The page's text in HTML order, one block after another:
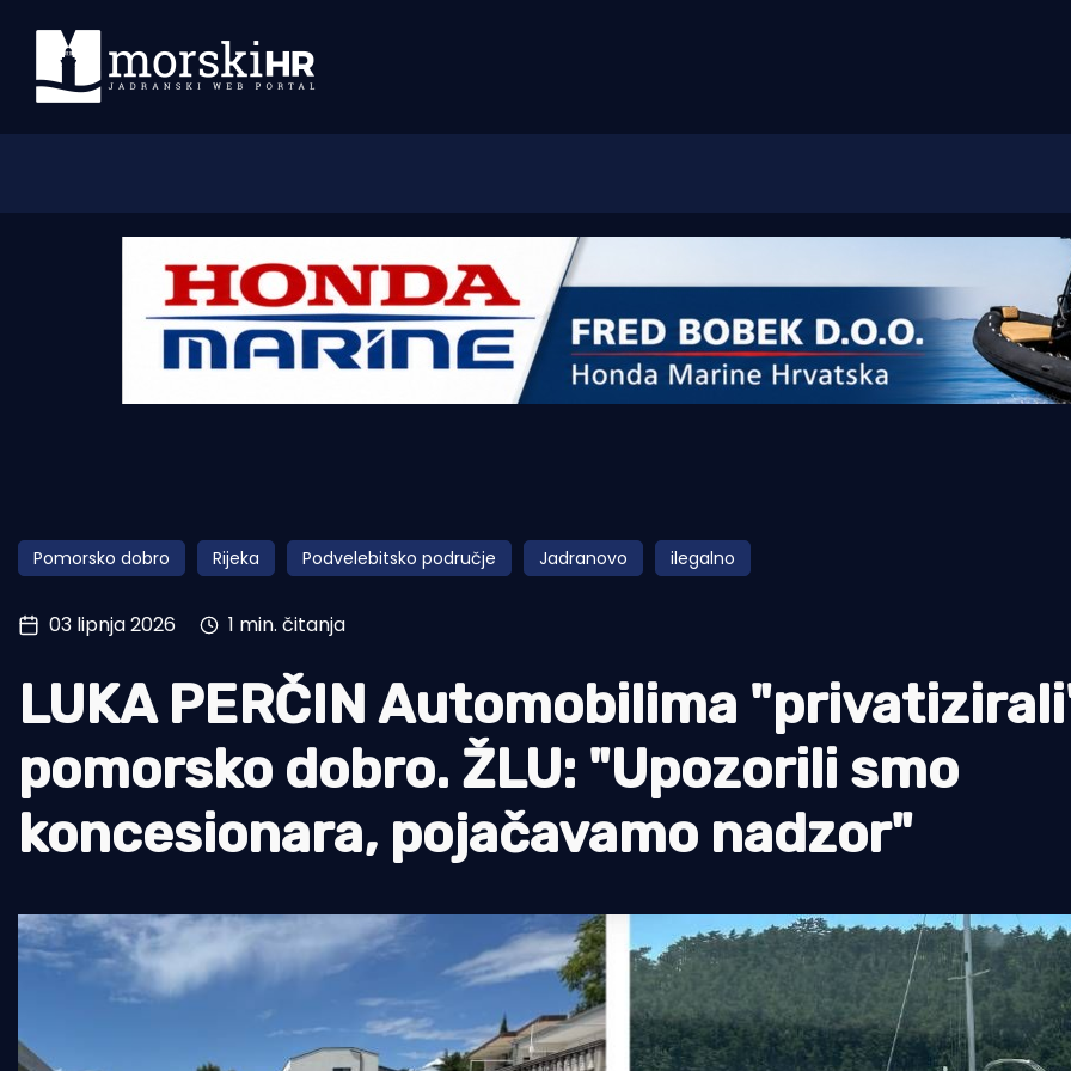
Morski plus
Pomorstvo
Ribolov
Tradicija i kultura
Pomorsko dobro Rijeka Podvelebitsko područje Jadranovo ilegalno
03 lipnja 2026 1 min. čitanja
LUKA PERČIN Automobilima
pomorsko dobro. ŽLU: "Upozorili smo
koncesionara, pojačavamo nadzor"